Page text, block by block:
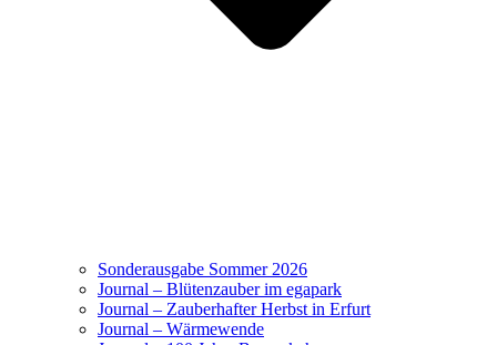
Sonderausgabe Sommer 2026
Journal – Blütenzauber im egapark
Journal – Zauberhafter Herbst in Erfurt
Journal – Wärmewende